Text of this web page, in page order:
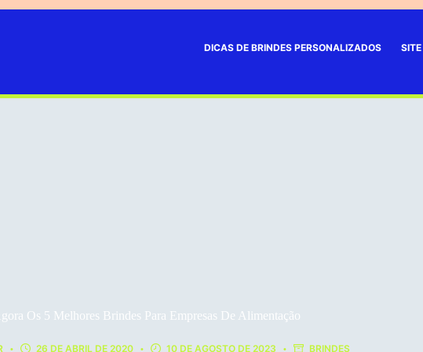
DICAS DE BRINDES PERSONALIZADOS
Os 5 Melhores Brindes Para Empresas De Alimentação
26 DE ABRIL DE 2020 10 DE AGOSTO DE 2023 BRINDES